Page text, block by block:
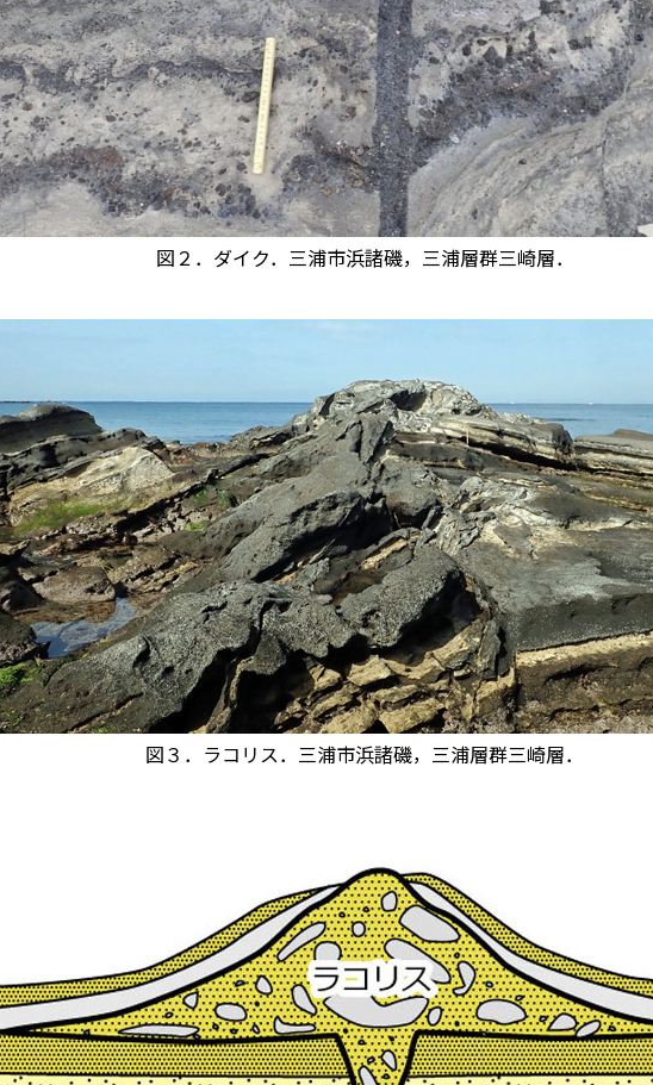
図２．ダイク．三浦市浜諸磯，三浦層群三崎層．
図３．ラコリス．三浦市浜諸磯，三浦層群三崎層．